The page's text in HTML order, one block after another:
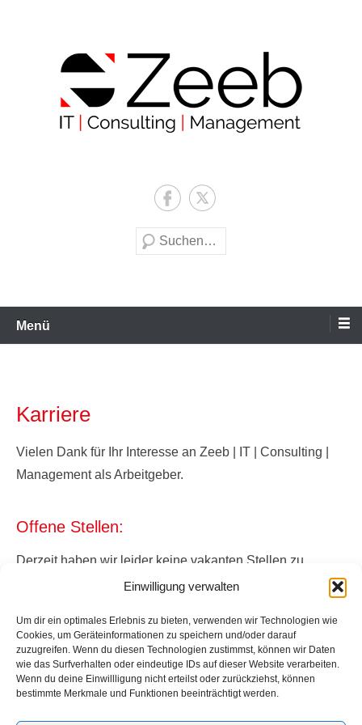
Einwilligung verwalten
Um dir ein optimales Erlebnis zu bieten, verwenden wir Technologien wie
Cookies, um Geräteinformationen zu speichern und/oder darauf
zuzugreifen. Wenn du diesen Technologien zustimmst, können wir Daten
wie das Surfverhalten oder eindeutige IDs auf dieser Website verarbeiten.
Wenn du deine Einwillligung nicht erteilst oder zurückziehst, können
bestimmte Merkmale und Funktionen beeinträchtigt werden.
Management
Suche
Menü
Karriere
Vielen Dank für Ihr Interesse an Zeeb | IT | Consulting |
Management als Arbeitgeber.
Offene Stellen:
Derzeit haben wir leider keine vakanten Stellen zu